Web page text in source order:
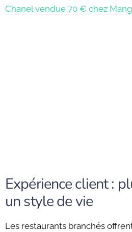
Chanel vendue 70 € chez
Expérience client :
un style de vie
Les restaurants branchés